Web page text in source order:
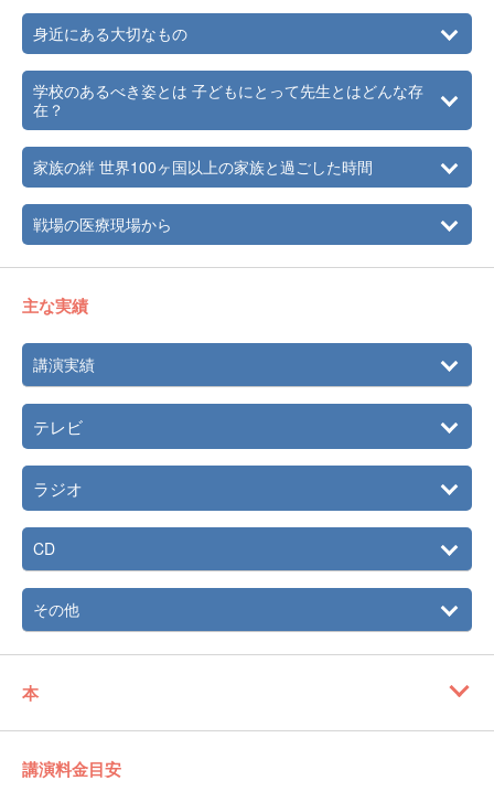
身近にある大切なもの
学校のあるべき姿とは 子どもにとって先生とはどんな存
在？
家族の絆 世界100ヶ国以上の家族と過ごした時間
戦場の医療現場から
主な実績
講演実績
テレビ
ラジオ
CD
その他
本
講演料金目安